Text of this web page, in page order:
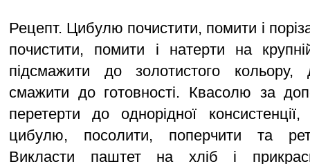
Рецепт. Цибулю почистити, помити і
почистити, помити і натерти на
підсмажити до золотистого
смажити до готовності. Квасолю за
перетерти до однорідної
цибулю, посолити, поперчити та
Викласти паштет на хліб і